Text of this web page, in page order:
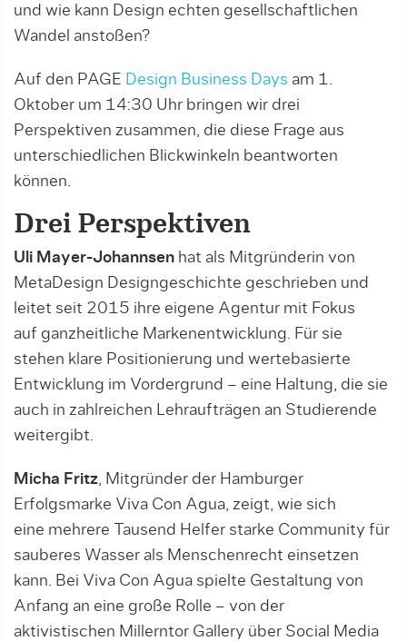
und wie kann Design echten gesellschaftlichen
Wandel anstoßen?
Auf den PAGE Design Business Days am 1.
Oktober um 14:30 Uhr bringen wir drei
Perspektiven zusammen, die diese Frage aus
unterschiedlichen Blickwinkeln beantworten
können.
Drei Perspektiven
Uli Mayer-Johannsen hat als Mitgründerin von
MetaDesign Designgeschichte geschrieben und
leitet seit 2015 ihre eigene Agentur mit Fokus
auf ganzheitliche Markenentwicklung. Für sie
stehen klare Positionierung und wertebasierte
Entwicklung im Vordergrund – eine Haltung, die sie
auch in zahlreichen Lehraufträgen an Studierende
weitergibt.
Micha Fritz, Mitgründer der Hamburger
Erfolgsmarke Viva Con Agua, zeigt, wie sich
eine mehrere Tausend Helfer starke Community für
sauberes Wasser als Menschenrecht einsetzen
kann. Bei Viva Con Agua spielte Gestaltung von
Anfang an eine große Rolle – von der
aktivistischen Millerntor Gallery über Social Media